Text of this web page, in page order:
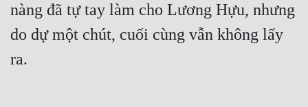
nàng đã tự tay làm cho Lương Hựu, nhưng
do dự một chút, cuối cùng vẫn không lấy
ra.